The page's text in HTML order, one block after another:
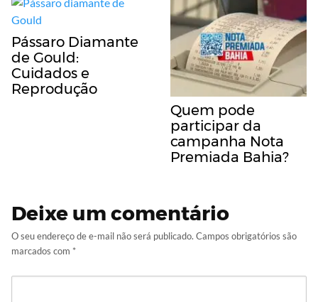
Pássaro Diamante
de Gould:
Cuidados e
Reprodução
Quem pode
participar da
campanha Nota
Premiada Bahia?
Deixe um comentário
O seu endereço de e-mail não será publicado. Campos obrigatórios são
marcados com *